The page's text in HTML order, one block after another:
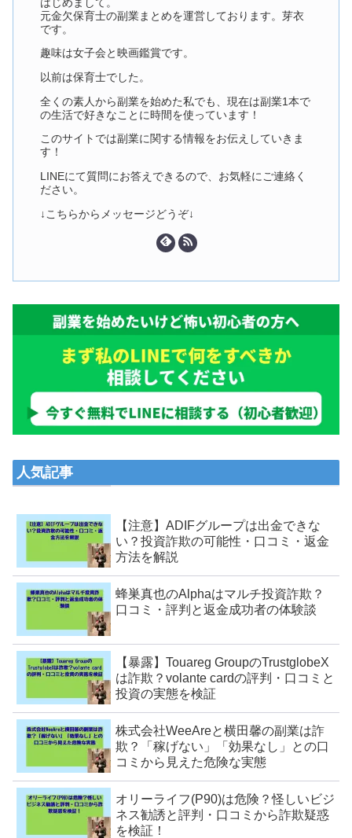
はじめまして。
元金欠保育士の副業まとめを運営しております。芽衣
です。
趣味は女子会と映画鑑賞です。
以前は保育士でした。
全くの素人から副業を始めた私でも、現在は副業1本で
の生活で好きなことに時間を使っています！
このサイトでは副業に関する情報をお伝えしていきま
す！
LINEにて質問にお答えできるので、お気軽にご連絡く
ださい。
↓こちらからメッセージどうぞ↓
人気記事
【注意】ADIFグループは出金できな
い？投資詐欺の可能性・口コミ・返金
方法を解説
蜂巣真也のAlphaはマルチ投資詐欺？
口コミ・評判と返金成功者の体験談
【暴露】Touareg GroupのTrustglobeX
は詐欺？volante cardの評判・口コミと
投資の実態を検証
株式会社WeeAreと横田馨の副業は詐
欺？「稼げない」「効果なし」との口
コミから見えた危険な実態
オリーライフ(P90)は危険？怪しいビジ
ネス勧誘と評判・口コミから詐欺疑惑
を検証！